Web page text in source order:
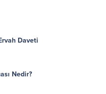
Daveti
Nedir?